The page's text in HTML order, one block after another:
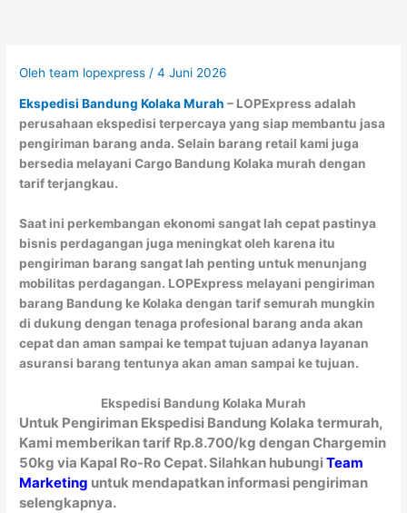
Olehteam lopexpress /4 Juni 2026
Ekspedisi Bandung Kolaka Murah – LOPExpress adalah
perusahaan ekspedisi terpercaya yang siap membantu jasa
pengiriman barang anda. Selain barang retail kami juga
bersedia melayani Cargo Bandung Kolaka murah dengan
tarif terjangkau.
Saat ini perkembangan ekonomi sangat lah cepat pastinya
bisnis perdagangan juga meningkat oleh karena itu
pengiriman barang sangat lah penting untuk menunjang
mobilitas perdagangan. LOPExpress melayani pengiriman
barang Bandung ke Kolaka dengan tarif semurah mungkin
di dukung dengan tenaga profesional barang anda akan
cepat dan aman sampai ke tempat tujuan adanya layanan
asuransi barang tentunya akan aman sampai ke tujuan.
Ekspedisi Bandung Kolaka Murah
Untuk Pengiriman Ekspedisi Bandung Kolaka termurah,
Kami memberikan tarif Rp.8.700/kg dengan Chargemin
50kg via Kapal Ro-Ro Cepat. Silahkan hubungiTeam
Marketing untuk mendapatkan informasi pengiriman
selengkapnya.